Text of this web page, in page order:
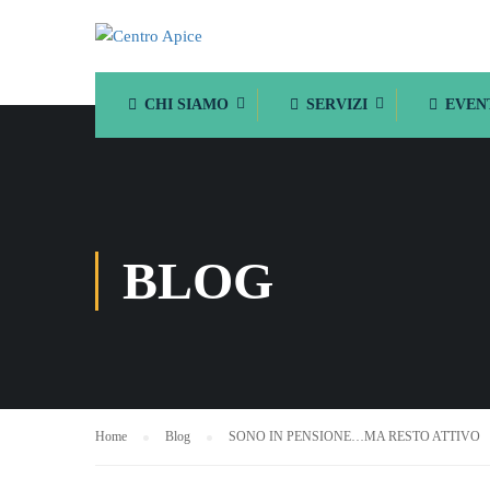
CHI SIAMO SERVIZI
BLOG
Home Blog SONO IN PENSIONE…MA RESTO ATTIVO